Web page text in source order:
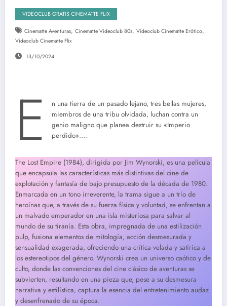
VIDEOCLUB GRATIS CINEMATTE FLIX
Cinematte Aventuras, Cinematte Videoclub 80s, Videoclub Cinematte Erótico,
Videoclub Cinematte Flix
13/10/2024
E
n una tierra de un pasado lejano, tres bellas mujeres,
miembros de una tribu olvidada, luchan contra un
genio maligno que planea destruir su «Imperio
perdido»….
The Lost Empire (1984), dirigida por Jim Wynorski, es una película
que encapsula las características más distintivas del cine de
explotación y fantasía de bajo presupuesto de la década de 1980.
Enmarcada en un tono irreverente, la trama sigue a un trío de
heroínas que, a través de su fuerza física y voluntad, se enfrentan a
un malvado emperador en una isla misteriosa para salvar al
mundo de su tiranía. Esta obra, impregnada de una estilización
pulp, fusiona elementos de mitología, acción desmesurada y
sensualidad exagerada, ofreciendo una crítica velada y satírica a
los estereotipos del género. Wynorski crea un universo caótico y de
culto, donde las convenciones del cine clásico de aventuras se
subvierten, resultando en una pieza que, pese a su desmesura
narrativa y estilística, captura la esencia del entretenimiento audaz
y desenfrenado de su época.